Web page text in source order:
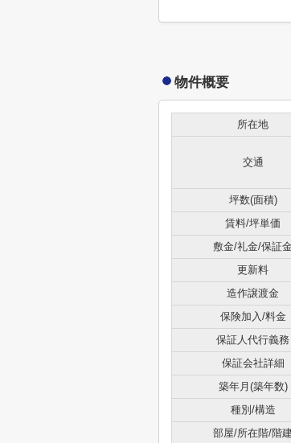
物件概要
所在地
交通
坪数(面積)
賃料/坪単価
敷金/礼金/保証金
更新料
造作譲渡金
保険加入/料金
保証人代行義務
保証会社詳細
築年月(築年数)
種別/構造
部屋/所在階/階建